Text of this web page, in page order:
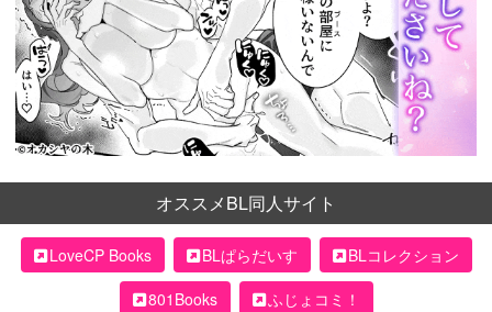
オススメBL同人サイト
LoveCP Books BLぱらだいす
BLコレクション
801Books
ふじょコミ！